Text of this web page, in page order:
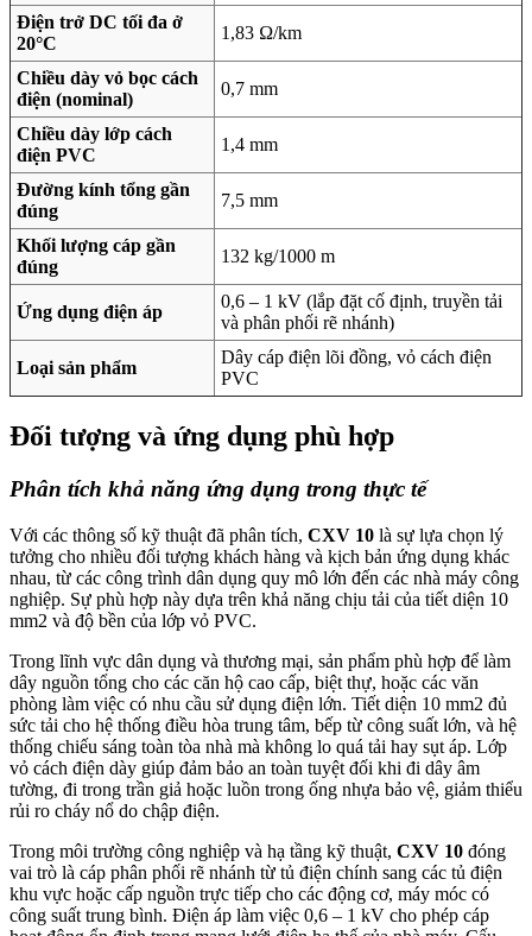
Điện trở DC tối đa ở
20°C
1,83 Ω/km
Chiều dày vỏ bọc cách
điện (nominal)
0,7 mm
Chiều dày lớp cách
điện PVC
1,4 mm
Đường kính tổng gần
đúng
7,5 mm
Khối lượng cáp gần
đúng
132 kg/1000 m
Ứng dụng điện áp
0,6 – 1 kV (lắp đặt cố định, truyền tải
và phân phối rẽ nhánh)
Loại sản phẩm
Dây cáp điện lõi đồng, vỏ cách điện
PVC
Đối tượng và ứng dụng phù hợp
Phân tích khả năng ứng dụng trong thực tế
Với các thông số kỹ thuật đã phân tích, CXV 10 là sự lựa chọn lý
tưởng cho nhiều đối tượng khách hàng và kịch bản ứng dụng khác
nhau, từ các công trình dân dụng quy mô lớn đến các nhà máy công
nghiệp. Sự phù hợp này dựa trên khả năng chịu tải của tiết diện 10
mm2 và độ bền của lớp vỏ PVC.
Trong lĩnh vực dân dụng và thương mại, sản phẩm phù hợp để làm
dây nguồn tổng cho các căn hộ cao cấp, biệt thự, hoặc các văn
phòng làm việc có nhu cầu sử dụng điện lớn. Tiết diện 10 mm2 đủ
sức tải cho hệ thống điều hòa trung tâm, bếp từ công suất lớn, và hệ
thống chiếu sáng toàn tòa nhà mà không lo quá tải hay sụt áp. Lớp
vỏ cách điện dày giúp đảm bảo an toàn tuyệt đối khi đi dây âm
tường, đi trong trần giả hoặc luồn trong ống nhựa bảo vệ, giảm thiểu
rủi ro cháy nổ do chập điện.
Trong môi trường công nghiệp và hạ tầng kỹ thuật, CXV 10 đóng
vai trò là cáp phân phối rẽ nhánh từ tủ điện chính sang các tủ điện
khu vực hoặc cấp nguồn trực tiếp cho các động cơ, máy móc có
công suất trung bình. Điện áp làm việc 0,6 – 1 kV cho phép cáp